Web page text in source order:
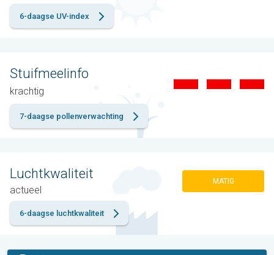
6-daagse UV-index
Stuifmeelinfo
krachtig
7-daagse pollenverwachting
Luchtkwaliteit
actueel
MATIG
6-daagse luchtkwaliteit